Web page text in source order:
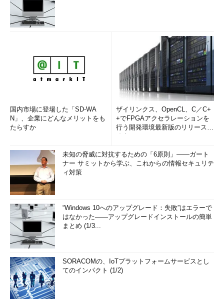
国内市場に登場した「SD-WA
N」、企業にどんなメリットをも
たらすか
ザイリンクス、OpenCL、C／C+
+でFPGAアクセラレーションを
行う開発環境最新版のリリースを
未知の脅威に対抗するための「6原則」――ガート
ナー サミットから学ぶ、これからの情報セキュリテ
ィ対策
“Windows 10へのアップグレード：失敗”はエラーで
はなかった――アップグレードインストールの簡単
まとめ (1/3...
SORACOMの、IoTプラットフォームサービスとし
てのインパクト (1/2)